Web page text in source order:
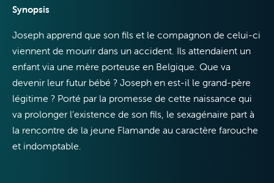
VOO &
Orange
Synopsis
Joseph apprend que son fils et le compagnon de celui-ci
viennent de mourir dans un accident. Ils attendaient un
enfant via une mère porteuse en Belgique. Que va
devenir leur futur bébé ? Joseph en est-il le grand-père
légitime ? Porté par la promesse de cette naissance qui
va prolonger l’existence de son fils, le sexagénaire part à
la rencontre de la jeune Flamande au caractère farouche
et indomptable.